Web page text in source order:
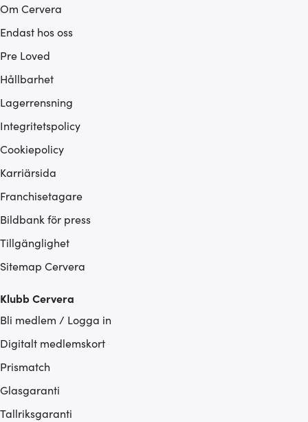
Om Cervera
Endast hos oss
Pre Loved
Hållbarhet
Lagerrensning
Integritetspolicy
Cookiepolicy
Karriärsida
Franchisetagare
Bildbank för press
Tillgänglighet
Sitemap Cervera
Klubb Cervera
Bli medlem / Logga in
Digitalt medlemskort
Prismatch
Glasgaranti
Tallriksgaranti